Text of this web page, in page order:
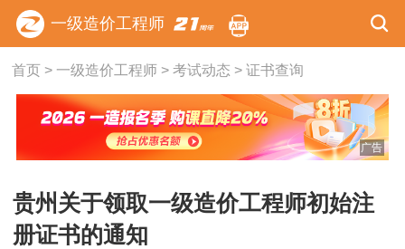
一级造价工程师
首页> 一级造价工程师> 考试动态 > 证书查询
广告
贵州关于领取一级造价工程师初始注
册证书的通知